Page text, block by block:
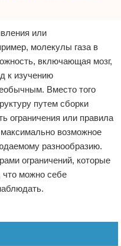
или
молекулы газа в
включающая мозг,
к изучению
Вместо того
путем сборки
ограничения или правила
возможное
разнообразию.
ограничений, которые
что можно себе